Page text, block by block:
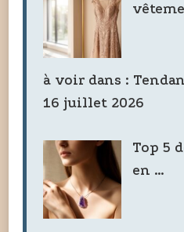
à voir dans :
16 juillet 2026
Top 5
en …